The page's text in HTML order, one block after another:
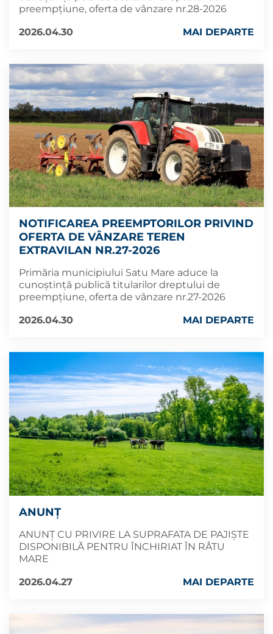
preempțiune, oferta de vânzare nr.28-2026
2026.04.30
MAI DEPARTE
NOTIFICAREA PREEMPTORILOR PRIVIND
OFERTA DE VÂNZARE TEREN
EXTRAVILAN NR.27-2026
Primăria municipiului Satu Mare aduce la
cunoștință publică titularilor dreptului de
preempțiune, oferta de vânzare nr.27-2026
2026.04.30
MAI DEPARTE
ANUNȚ
ANUNȚ CU PRIVIRE LA SUPRAFATA DE PAJIȘTE
DISPONIBILĂ PENTRU ÎNCHIRIAT ÎN RÂTU
MARE
2026.04.27
MAI DEPARTE